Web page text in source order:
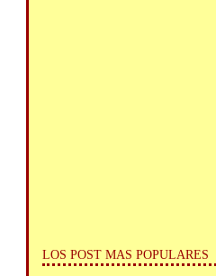
LOS POST MAS POPULARES